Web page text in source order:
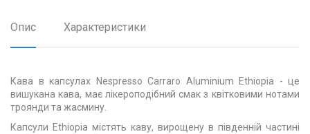
Опис Характеристики
Кава в капсулах Nespresso Carraro Aluminium Ethiopia - це
вишукана кава, має лікероподібний смак з квітковими нотами
троянди та жасмину.
Капсули Ethiopia містять каву, вирощену в південній частині